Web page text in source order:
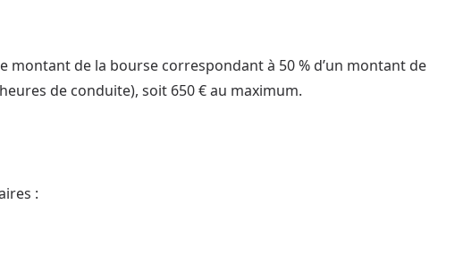
montant de la bourse correspondant à 50 % d’un montant de
de conduite), soit 650 € au maximum.
: